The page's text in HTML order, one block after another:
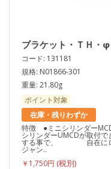
ブラケット・ＴＨ・
コード: 131181
規格: N01866-301
重量: 21.80g
ポイント対象
在庫・残りわずか
特徴 ●ミニシリンダー
シリンダーUMCDが取
する事で、 自在にロ
ジャン..
￥1,750円